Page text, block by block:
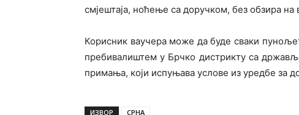
смјештаја, ноћење са доручком, без обзира на
Корисник ваучера може да буде сваки
пребивалиштем у Брчко дистрикту са
примања, који испуњава услове из уредбе за
ИЗВОР СРНА